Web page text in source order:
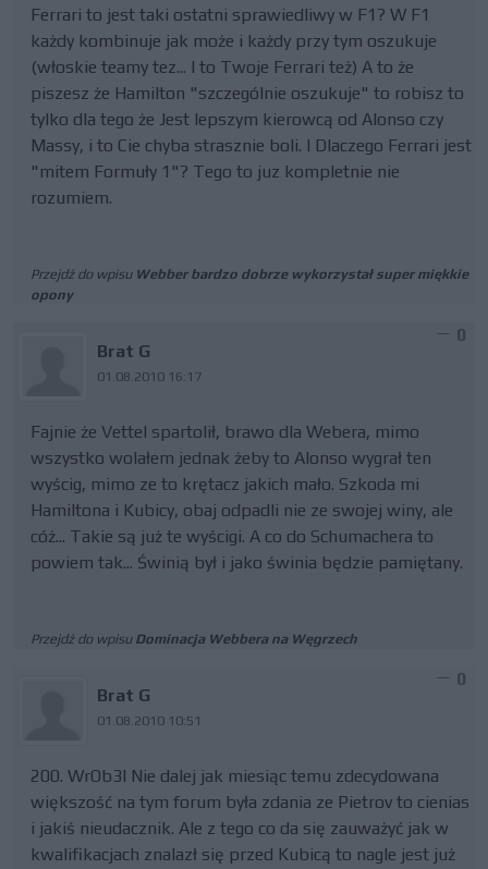
Ferrari to jest taki ostatni sprawiedliwy w F1? W F1
każdy kombinuje jak może i każdy przy tym oszukuje
(włoskie teamy tez... I to Twoje Ferrari też) A to że
piszesz że Hamilton "szczególnie oszukuje" to robisz to
tylko dla tego że Jest lepszym kierowcą od Alonso czy
Massy, i to Cie chyba strasznie boli. I Dlaczego Ferrari jest
"mitem Formuły 1"? Tego to juz kompletnie nie
rozumiem.
Przejdź do wpisu Webber bardzo dobrze wykorzystał super miękkie
opony
Brat G
01.08.2010 16:17
0
Fajnie że Vettel spartolił, brawo dla Webera, mimo
wszystko wolałem jednak żeby to Alonso wygrał ten
wyścig, mimo ze to krętacz jakich mało. Szkoda mi
Hamiltona i Kubicy, obaj odpadli nie ze swojej winy, ale
cóż... Takie są już te wyścigi. A co do Schumachera to
powiem tak... Świnią był i jako świnia będzie pamiętany.
Przejdź do wpisu Dominacja Webbera na Węgrzech
Brat G
01.08.2010 10:51
0
200. WrOb3l Nie dalej jak miesiąc temu zdecydowana
większość na tym forum była zdania ze Pietrov to cienias
i jakiś nieudacznik. Ale z tego co da się zauważyć jak w
kwalifikacjach znalazł się przed Kubicą to nagle jest już